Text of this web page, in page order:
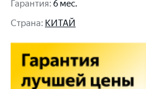
Гарантия: 6 мес.
Cтрана: КИТАЙ